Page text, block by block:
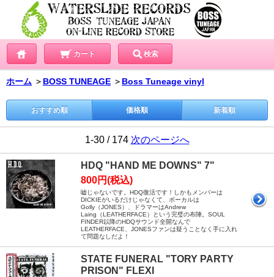
カート 検索
ホーム ＞ BOSS TUNEAGE ＞ Boss Tuneage vinyl
おすすめ順 価格順 新着順
1-30 / 174 次のページへ
HDQ "HAND ME DOWNS" 7"
800円(税込)
嘘じゃないです。HDQ復活です！しかもメンバーは
DICKIEがいるだけじゃなくて、ボーカルは
Golly（JONES）、ドラマーはAndrew
Laing（LEATHERFACE）という完璧の布陣。SOUL
FINDER以降のHDQサウンド全開なんで
LEATHERFACE、JONESファンは疑うことなく手に入れ
て問題なしだよ！
STATE FUNERAL "TORY PARTY
PRISON" FLEXI